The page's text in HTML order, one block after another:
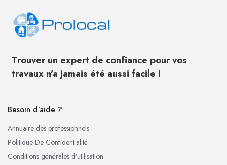
Trouver un expert de confiance pour vos
travaux n’a jamais été aussi facile !
Besoin d’aide ?
Annuaire des professionnels
Politique De Confidentialité
Conditions générales d’utilisation